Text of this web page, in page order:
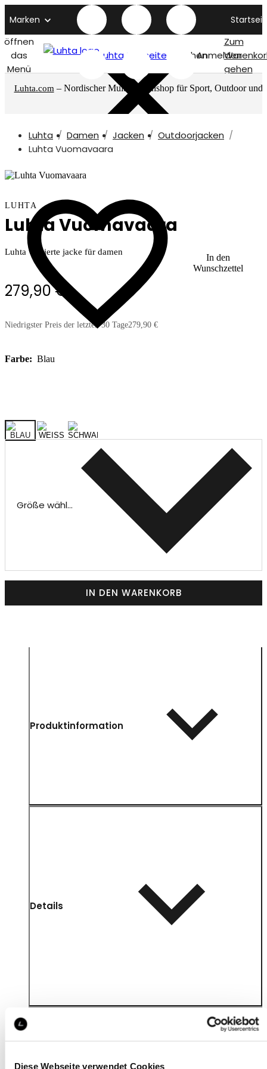
Diese Webseite verwendet Cookies
Marken
öffnen
das
Menü
Luhta titelseite SuchenAnmelden
Zum
gehen
Luhta.com – Nordischer Multimarkenshop für Sport, Outdoor und
Luhta Damen Jacken
Outdoorjacken
Luhta Vuomavaara
In den
Wunschzettel
LUHTA
Luhta Vuomavaara
Luhta wattierte jacke für damen
279,90 €
Niedrigster Preis der letzten 30 Tage279,90 €
Farbe: Blau
Größe wählen
IN DEN WARENKORB
Produktinformation
Details